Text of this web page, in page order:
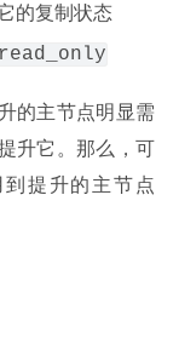
的复制状态
read_only
的主节点明显需
升它。那么，可
提升的主节点